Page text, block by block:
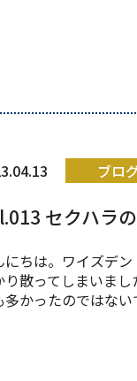
ブロ
セクハラ
にちは。ワイズデ
り散ってしまいま
多かったのではな